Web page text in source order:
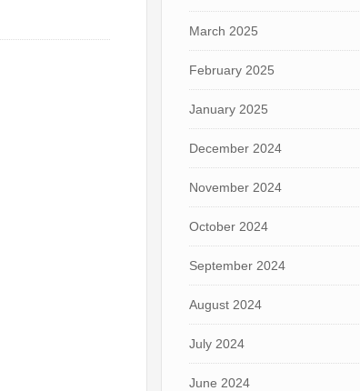
March 2025
February 2025
January 2025
December 2024
November 2024
October 2024
September 2024
August 2024
July 2024
June 2024